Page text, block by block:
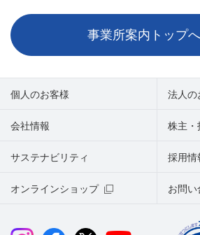
事業所案内トップ
個人のお客様 法人の
会社情報 株主・
サステナビリティ
オンラインショップ お問い
採用情